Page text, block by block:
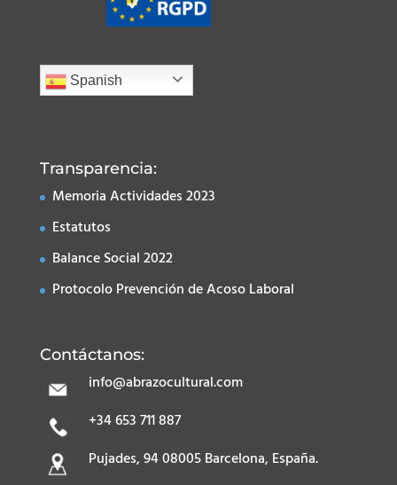
Spanish
Transparencia:
Memoria Actividades 2023
Estatutos
Balance Social 2022
Protocolo Prevención de Acoso Laboral
Contáctanos:
info@abrazocultural.com
+34 653 711 887
Pujades, 94 08005 Barcelona, España.